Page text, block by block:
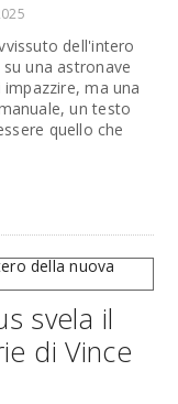
dell'intero
una astronave
ma una
un testo
quello che
svela il
di Vince